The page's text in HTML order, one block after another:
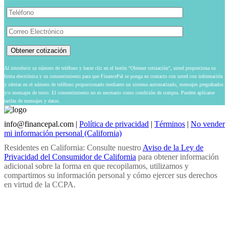
Al introducir su número de teléfono y hacer clic en el botón "Obtener cotización", usted proporciona su
firma electrónica y su consentimiento para que FinancePal se ponga en contacto con usted con información
y ofertas en el número de teléfono proporcionado mediante un sistema automatizado, mensajes pregrabados
y/o mensajes de texto. El consentimiento no es necesario como condición de compra. Pueden aplicarse
tarifas de mensajes y datos.
info@financepal.com | Política de privacidad | Términos | No vender
mi información personal (California)
Residentes en California: Consulte nuestro Aviso de la Ley de
Privacidad del Consumidor de California para obtener información
adicional sobre la forma en que recopilamos, utilizamos y
compartimos su información personal y cómo ejercer sus derechos
en virtud de la CCPA.